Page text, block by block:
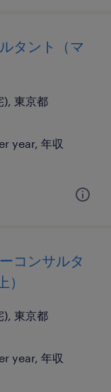
タント（マ
), 東京都
year, 年収
コンサルタ
), 東京都
year, 年収